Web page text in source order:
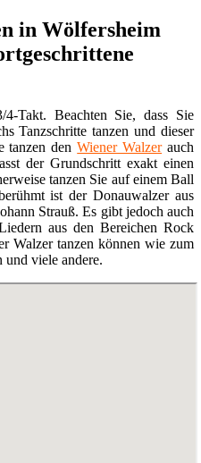
in Wölfersheim
Takt. Beachten Sie, dass Sie
Tanzschritte tanzen und dieser
tanzen denWiener Walzerauch
der Grundschritt exakt einen
tanzen Sie auf einem Ball
ist der Donauwalzer aus
Strauß. Es gibt jedoch auch
aus den Bereichen Rock
Walzer tanzen können wie zum
und viele andere.